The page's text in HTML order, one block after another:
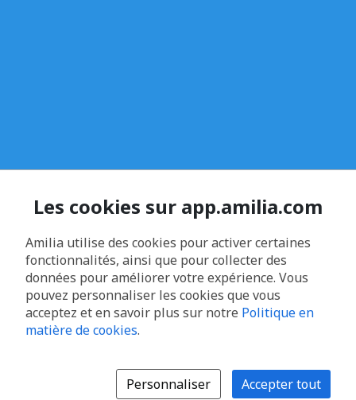
Les cookies sur app.amilia.com
Amilia utilise des cookies pour activer certaines
fonctionnalités, ainsi que pour collecter des
données pour améliorer votre expérience. Vous
pouvez personnaliser les cookies que vous
acceptez et en savoir plus sur notre Politique en
matière de cookies.
Personnaliser Accepter tout